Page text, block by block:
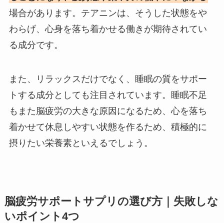
場合があります。テアニンは、そうした状態をや
わらげ、心身を落ち着かせる働きが期待されてい
る成分です。
また、リラックスだけでなく、睡眠の質をサポー
トする成分としても注目されています。睡眠不足
もまた脳疲労の大きな原因になるため、心を落ち
着かせて休息しやすい状態を作るため、積極的に
摂りたい栄養素といえるでしょう。
脳疲労サポートサプリの選び方｜失敗しな
いポイント4つ